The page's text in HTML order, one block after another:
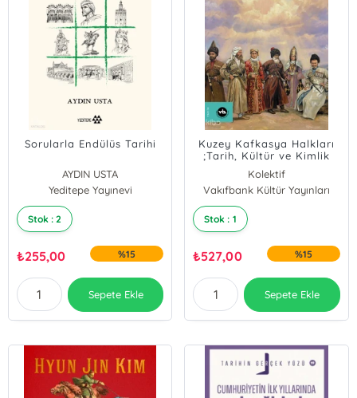
Sorularla Endülüs Tarihi
AYDIN USTA
Yeditepe Yayınevi
Stok : 2
₺255,00 %15
Sepete Ekle
Kuzey Kafkasya Halkları
;Tarih, Kültür ve Kimlik
Kolektif
Vakıfbank Kültür Yayınları
Stok : 1
₺527,00 %15
Sepete Ekle